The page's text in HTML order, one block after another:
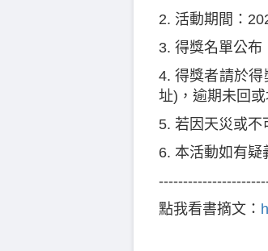
2. 活動期間：
3. 得獎名單公布
4. 得獎者請於
址)，逾期未回
5. 若因天災或不
6. 本活動如有疑
點我看書摘文：